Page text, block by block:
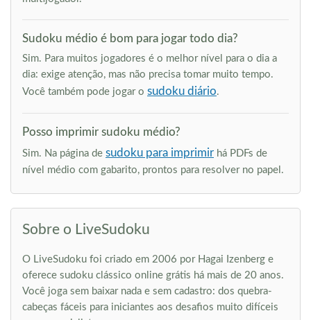
Sudoku médio é bom para jogar todo dia?
Sim. Para muitos jogadores é o melhor nível para o dia a
dia: exige atenção, mas não precisa tomar muito tempo.
Você também pode jogar o sudoku diário.
Posso imprimir sudoku médio?
Sim. Na página de sudoku para imprimir há PDFs de
nível médio com gabarito, prontos para resolver no papel.
Sobre o LiveSudoku
O LiveSudoku foi criado em 2006 por Hagai Izenberg e
oferece sudoku clássico online grátis há mais de 20 anos.
Você joga sem baixar nada e sem cadastro: dos quebra-
cabeças fáceis para iniciantes aos desafios muito difíceis